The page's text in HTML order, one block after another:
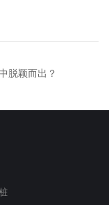
脱颖而出？